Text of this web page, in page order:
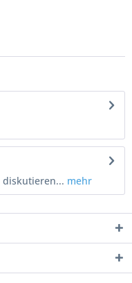
diskutieren... mehr